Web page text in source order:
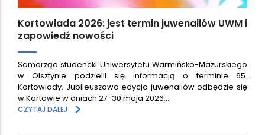
Kortowiada 2026: jest termin juwenaliów UWM i
zapowiedź nowości
Samorząd studencki Uniwersytetu Warmińsko-Mazurskiego
w Olsztynie podzielił się informacją o terminie 65.
Kortowiady. Jubileuszowa edycja juwenaliów odbędzie się
w Kortowie w dniach 27-30 maja 2026…
CZYTAJ DALEJ
>